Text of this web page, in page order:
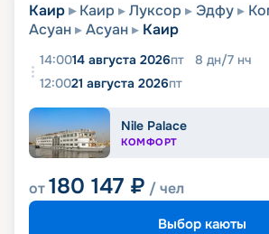
Каир Каир Луксор Эдфу
Асуан
Асуан Каир
14:0014 августа 2026пт 8 дн/7 нч
12:0021 августа 2026пт
Nile Palace
КОМФОРТ
от180 147 ₽ / чел
Выбор каюты